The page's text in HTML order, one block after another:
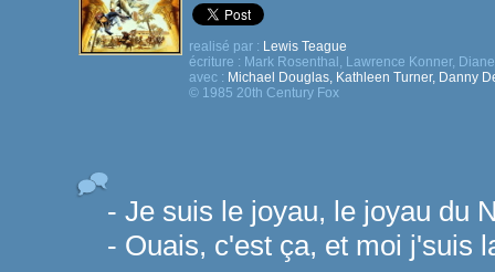
realisé par : Lewis Teague
écriture : Mark Rosenthal , Lawrence Konner,
avec : Michael Douglas, Kathleen Turner, Danny
© 1985 20th Century Fox
- Je suis le joyau, le joyau du
- Ouais, c'est ça, et moi j'suis